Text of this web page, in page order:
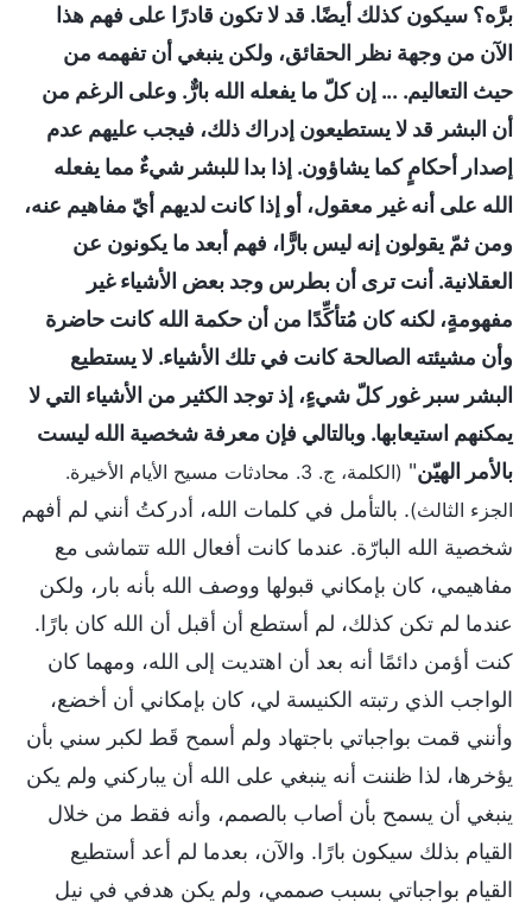
برَّه؟ سيكون كذلك أيضًا. قد لا تكون قادرًا على فهم هذا
الآن من وجهة نظر الحقائق، ولكن ينبغي أن تفهمه من
حيث التعاليم. ... إن كلّ ما يفعله الله بارٌّ. وعلى الرغم من
أن البشر قد لا يستطيعون إدراك ذلك، فيجب عليهم عدم
إصدار أحكامٍ كما يشاؤون. إذا بدا للبشر شيءٌ مما يفعله
الله على أنه غير معقول، أو إذا كانت لديهم أيّ مفاهيم عنه،
ومن ثمّ يقولون إنه ليس بارًّا، فهم أبعد ما يكونون عن
العقلانية. أنت ترى أن بطرس وجد بعض الأشياء غير
مفهومةٍ، لكنه كان مُتأكِّدًا من أن حكمة الله كانت حاضرة
وأن مشيئته الصالحة كانت في تلك الأشياء. لا يستطيع
البشر سبر غور كلّ شيءٍ، إذ توجد الكثير من الأشياء التي لا
يمكنهم استيعابها. وبالتالي فإن معرفة شخصية الله ليست
بالأمر الهيّن"
(الكلمة، ج. 3. محادثات مسيح الأيام الأخيرة.
الجزء الثالث). بالتأمل في كلمات الله، أدركتُ أنني لم أفهم
شخصية الله البارّة. عندما كانت أفعال الله تتماشى مع
مفاهيمي، كان بإمكاني قبولها ووصف الله بأنه بار، ولكن
عندما لم تكن كذلك، لم أستطع أن أقبل أن الله كان بارًا.
كنت أؤمن دائمًا أنه بعد أن اهتديت إلى الله، ومهما كان
الواجب الذي رتبته الكنيسة لي، كان بإمكاني أن أخضع،
وأنني قمت بواجباتي باجتهاد ولم أسمح قَط لكبر سني بأن
يؤخرها، لذا ظننت أنه ينبغي على الله أن يباركني ولم يكن
ينبغي أن يسمح بأن أصاب بالصمم، وأنه فقط من خلال
القيام بذلك سيكون بارًا. والآن، بعدما لم أعد أستطيع
القيام بواجباتي بسبب صممي، ولم يكن هدفي في نيل